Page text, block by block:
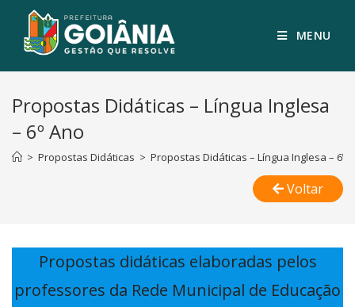
MENU
Propostas Didáticas – Língua Inglesa
– 6º Ano
> Propostas Didáticas > Propostas Didáticas – Língua Inglesa – 6º
Voltar
Propostas didáticas elaboradas pelos
professores da Rede Municipal de Educação